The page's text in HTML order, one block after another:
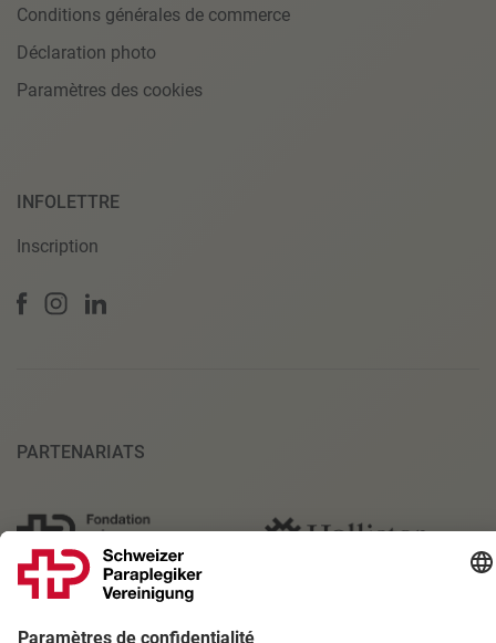
Conditions générales de commerce
Déclaration photo
Paramètres des cookies
INFOLETTRE
Inscription
PARTENARIATS